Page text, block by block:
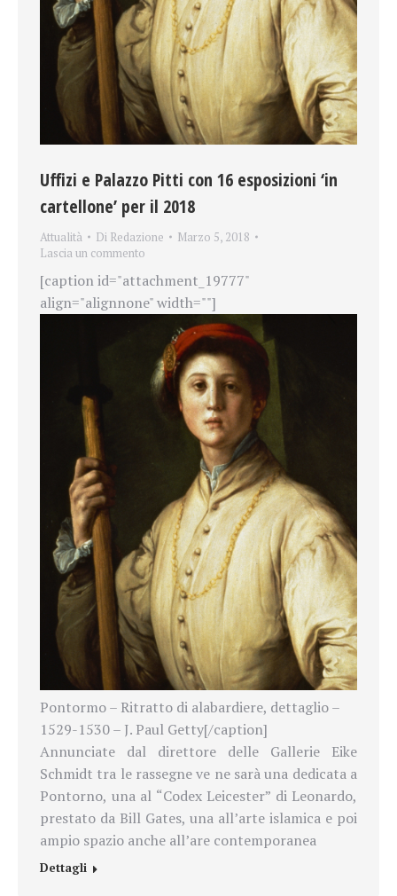
Uffizi e Palazzo Pitti con 16 esposizioni ‘in
cartellone’ per il 2018
Attualità Di Redazione
Marzo 5, 2018
Lascia un commento
[caption id="attachment_19777"
align="alignnone" width=""]
Pontormo – Ritratto di alabardiere, dettaglio –
1529-1530 – J. Paul Getty[/caption]
Annunciate dal direttore delle Gallerie Eike
Schmidt tra le rassegne ve ne sarà una dedicata a
Pontorno, una al “Codex Leicester” di Leonardo,
prestato da Bill Gates, una all’arte islamica e poi
ampio spazio anche all’are contemporanea
Dettagli